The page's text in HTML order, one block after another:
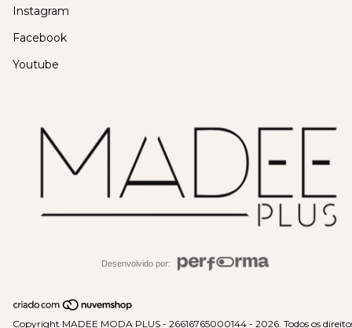
Instagram
Facebook
Youtube
Desenvolvido por:
Copyright MADEE MODA PLUS - 26616765000144 - 2026. Todos os